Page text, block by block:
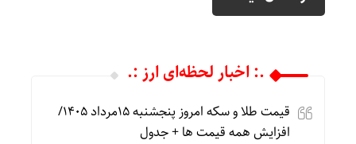
.: اخبار لحظه‌ای ارز :.
قیمت طلا و سکه امروز پنجشنبه 15مرداد 1405/
افزایش همه قیمت ها + جدول